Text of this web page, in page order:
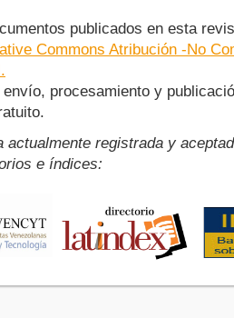
publicados en esta
Commons Atribución -No
envío, procesamiento y
actualmente registrada y
e índices: